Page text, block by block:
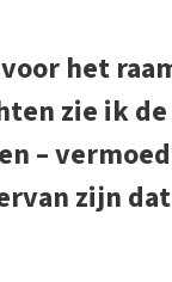
het
zie ik
–
zijn